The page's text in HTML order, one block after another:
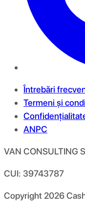
Întrebări
Termeni și
ANPC
VAN CONSULTING
CUI: 39743787
Copyright 2026